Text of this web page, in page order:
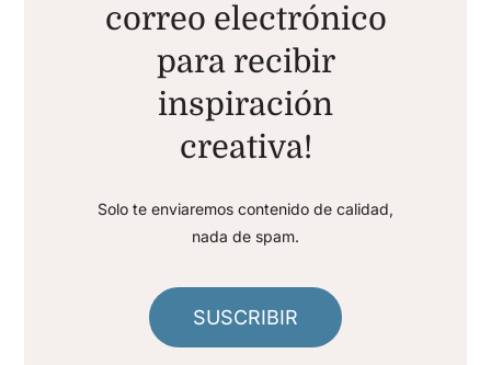
correo electrónico
para recibir
inspiración
creativa!
Solo te enviaremos contenido de calidad,
nada de spam.
SUSCRIBIR